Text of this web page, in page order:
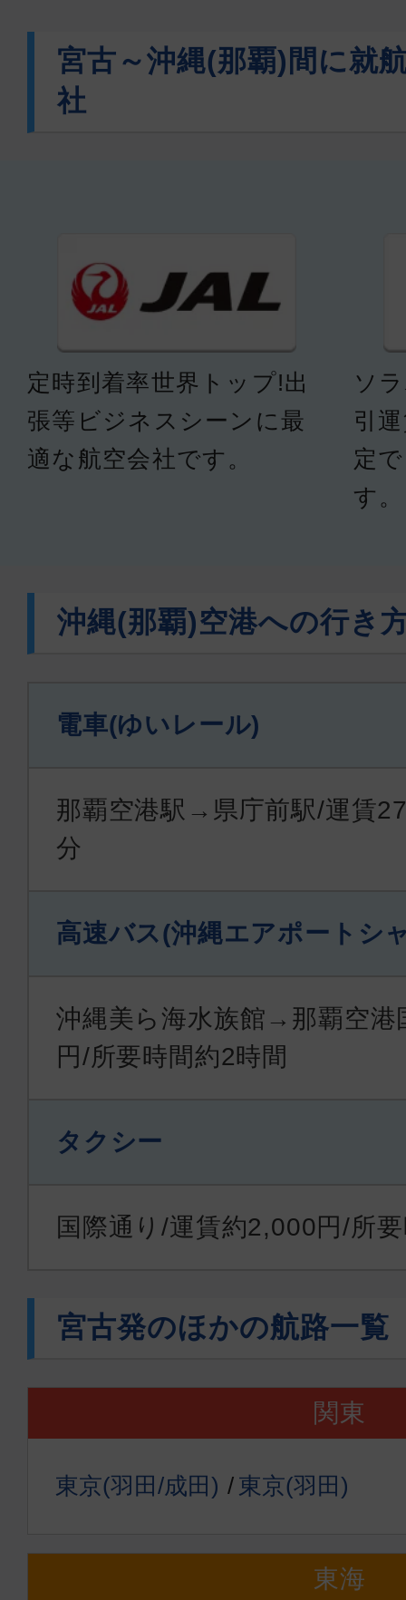
ANA1722
宮古
沖縄(
ANA1724 11:15
宮古～沖縄(那覇)間に就
社
定時到着率世界トップ!出
張等ビジネスシーンに最
適な航空会社です。
ソ
引
定
す。
沖縄(那覇)空港への行き
電車(ゆいレール)
那覇空港駅→県庁前駅/運賃
分
高速バス(沖縄エアポートシ
沖縄美ら海水族館→那覇空港
円/所要時間約2時間
タクシー
国際通り/運賃約2,000円/所
宮古発のほかの航路一覧
関東
東京(羽田/成田) 東京(羽田)
東海